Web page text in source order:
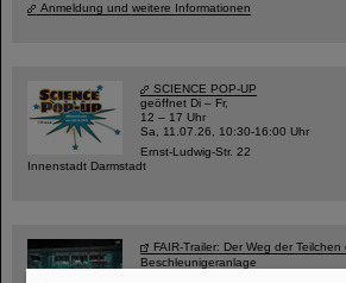
Anmeldung und weitere Informationen
SCIENCE POP-UP
geöffnet Di – Fr,
12 – 17 Uhr
Sa, 11.07.26, 10:30-16:00 Uhr
Ernst-Ludwig-Str. 22
Innenstadt Darmstadt
FAIR-Trailer: Der Weg der Teilchen
Beschleunigeranlage